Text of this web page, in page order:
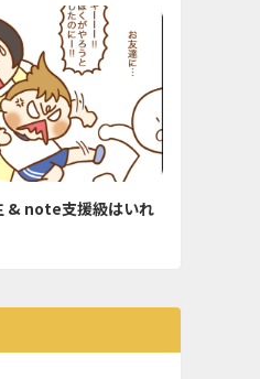
& note支援級はいれ